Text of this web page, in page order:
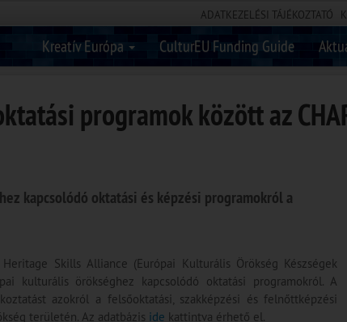
ADATKEZELÉSI TÁJÉKOZTATÓ
Kreatív Európa CulturEU Funding Guide
programok között az
kapcsolódó oktatási és képzési programokról a
Skills Alliance (Európai Kulturális Örökség Készségek
kulturális örökséghez kapcsolódó oktatási programokról. A
azokról a felsőoktatási, szakképzési és felnőttképzési
területén. Az adatbázis ide kattintva érhető el.